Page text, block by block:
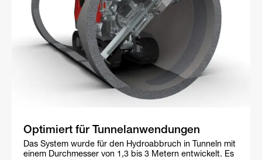
Optimiert für Tunnelanwendungen
Das System wurde für den Hydroabbruch in Tunneln mit
einem Durchmesser von 1,3 bis 3 Metern entwickelt. Es